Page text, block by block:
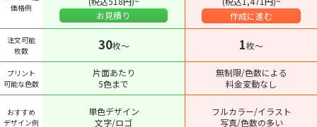
価格例
お見積り
作成に進む
注文可能
枚数
30枚〜 1枚〜
プリント
可能な色数
片面あたり
5色まで
無制限/色数による
料金変動なし
おすすめ
デザイン例
単色デザイン
文字/ロゴ
フルカラー/イラスト
写真/色数の多い